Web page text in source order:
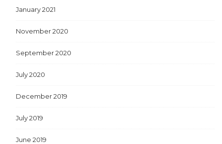
January 2021
November 2020
September 2020
July 2020
December 2019
July 2019
June 2019